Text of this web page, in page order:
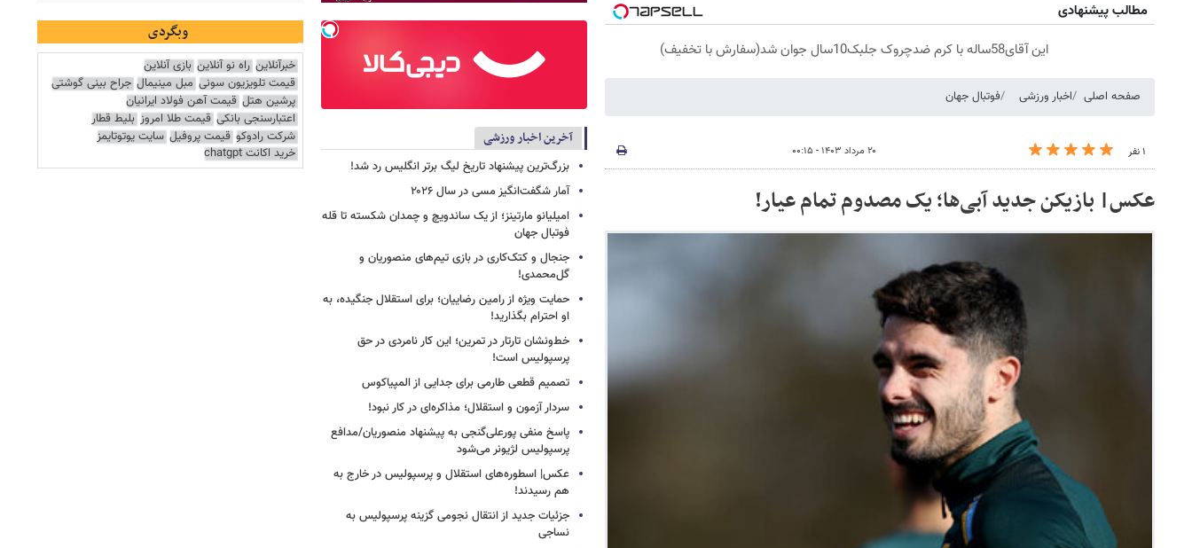
مطالب پیشنهادی
این آقای58ساله با کرم ضدچروک جلبک10سال جوان شد(سفارش با تخفیف)
صفحه اصلی اخبار ورزشی فوتبال جهان
۱ نفر ۲۰ مرداد ۱۴۰۳ - ۰۰:۱۵
عکس| بازیکن جدید آبی‌ها؛ یک مصدوم تمام عیار!
آخرین اخبار ورزشی
بزرگ‌ترین پیشنهاد تاریخ لیگ برتر انگلیس رد شد!
آمار شگفت‌انگیز مسی در سال ۲۰۲۶
امیلیانو مارتینز؛ از یک ساندویچ و چمدان شکسته تا قله
فوتبال جهان
جنجال و کتک‌کاری در بازی تیم‌های منصوریان و
گل‌محمدی!
حمایت ویژه از رامین رضاییان؛ برای استقلال جنگیده، به
او احترام بگذارید!
خط‌ونشان تارتار در تمرین؛ این کار نامردی در حق
پرسپولیس است!
تصمیم قطعی طارمی برای جدایی از المپیاکوس
سردار آزمون و استقلال؛ مذاکره‌ای در کار نبود!
پاسخ منفی پورعلی‌گنجی به پیشنهاد منصوریان/مدافع
پرسپولیس لژیونر می‌شود
عکس| اسطوره‌های استقلال و پرسپولیس در خارج به
هم رسیدند!
جزئیات جدید از انتقال نجومی گزینه پرسپولیس به
نساجی
وبگردی
خبرآنلاین راه نو آنلاین بازی آنلاین
قیمت تلویزیون سونی مبل مینیمال جراح بینی گوشتی
پرشین هتل قیمت آهن فولاد ایرانیان
اعتبارسنجی بانکی قیمت طلا امروز بلیط قطار
شرکت رادوکو قیمت پروفیل سایت یوتوتایمز
خرید اکانت chatgpt